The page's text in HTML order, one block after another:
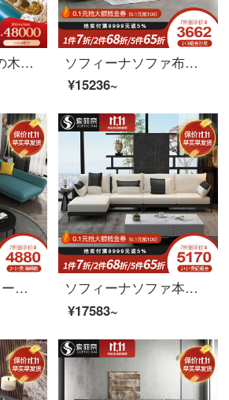
皇承（HC）欧風の木のソファフランス式宮廷の新しい古典中国式の本革ソファ家具168法式宮廷の原木彫刻ソファ/124セット
ソフィーナソファ布芸ソファー北欧の軽奢簡素化現代客間小部屋型ツイン123セットの布ソファー客間家具シングルルーム
¥15236~
ソフィーナソファー布芸ソファーイタリア式軽い贅沢な布芸ソファーは現代客間の小さな部屋型の回転角度を簡単に表します。リビング家具1+3ラテックスタイプです。
ソフィーナソファ本革ソファ北欧布芸ソファーは、シンプルでモダンなサイズの部屋型L字型の回転角セットソファーのシングルルームです。
¥17583~